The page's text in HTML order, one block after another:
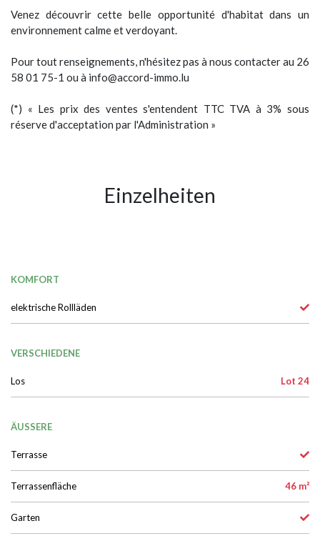
Venez découvrir cette belle opportunité d'habitat dans un
environnement calme et verdoyant.
Pour tout renseignements, n'hésitez pas à nous contacter au 26
58 01 75-1 ou à info@accord-immo.lu
(*) « Les prix des ventes s'entendent TTC TVA à 3% sous
réserve d'acceptation par l'Administration »
Einzelheiten
KOMFORT
elektrische Rollläden
VERSCHIEDENE
Los Lot 24
ÄUSSERE
Terrasse
Terrassenfläche 46 m²
Garten